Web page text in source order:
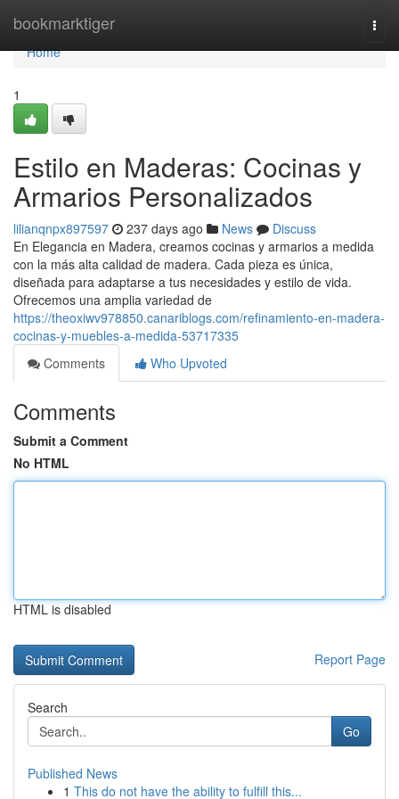
bookmarktiger
Home
Home
1
Estilo en Maderas: Cocinas y
Armarios Personalizados
lilianqnpx897597 237 days ago News
Discuss
En Elegancia en Madera, creamos cocinas y armarios a medida
con la más alta calidad de madera. Cada pieza es única,
diseñada para adaptarse a tus necesidades y estilo de vida.
Ofrecemos una amplia variedad de
https://theoxiwv978850.canariblogs.com/refinamiento-en-madera-
cocinas-y-muebles-a-medida-53717335
Comments
Who Upvoted
Comments
Submit a Comment
No HTML
HTML is disabled
Report Page
Search
Go
Published News
1 This do not have the ability to fulfill this...